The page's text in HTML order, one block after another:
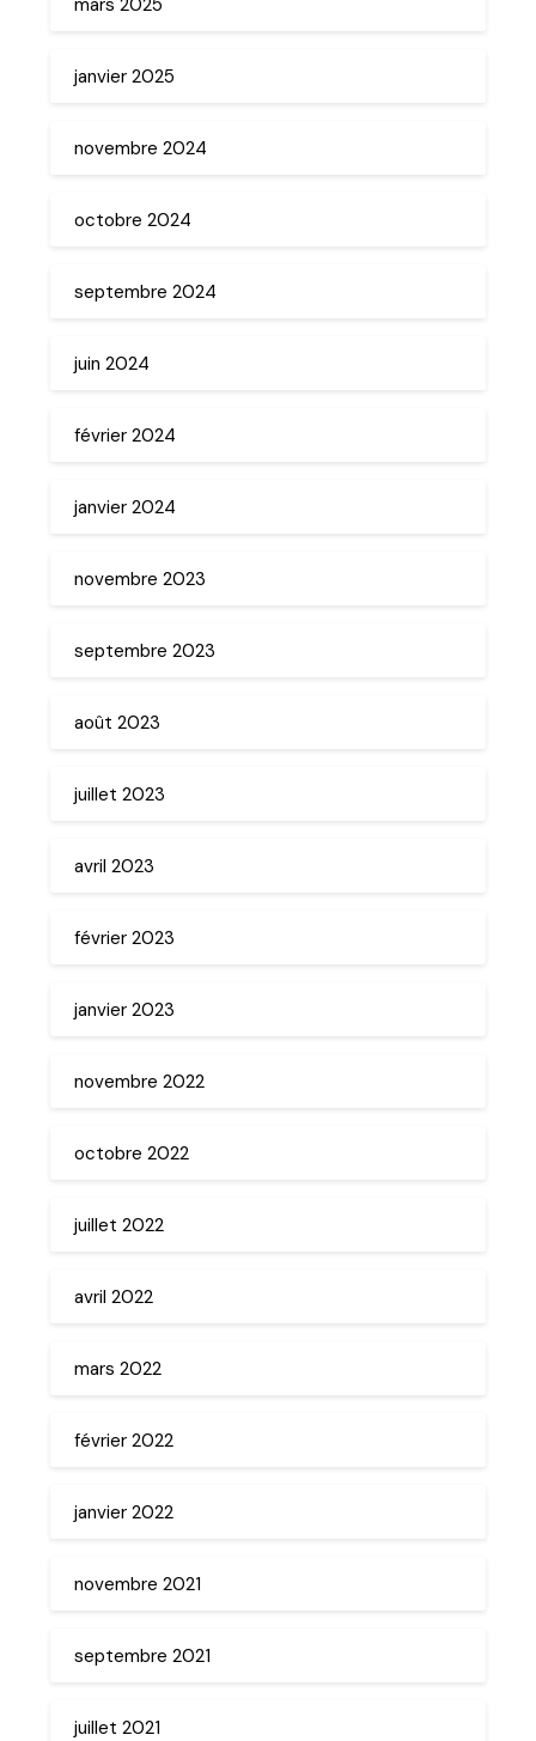
janvier 2025
novembre 2024
octobre 2024
septembre 2024
juin 2024
février 2024
janvier 2024
novembre 2023
septembre 2023
août 2023
juillet 2023
avril 2023
février 2023
janvier 2023
novembre 2022
octobre 2022
juillet 2022
avril 2022
mars 2022
février 2022
janvier 2022
novembre 2021
septembre 2021
juillet 2021